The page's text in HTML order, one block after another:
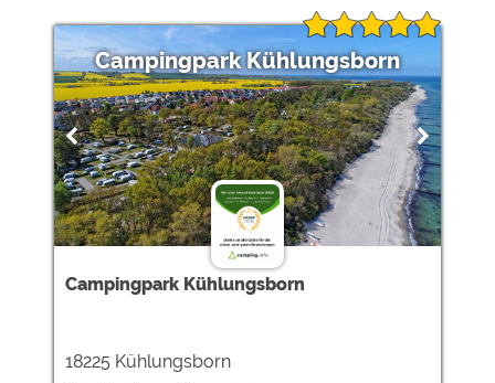
Campingpark Kühlungsborn
Campingpark Kühlungsborn
18225 Kühlungsborn